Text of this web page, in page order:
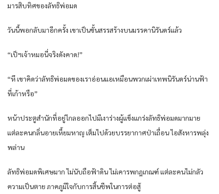
มาร​สิบ​ทิศ​ของ​ลัทธิ​พ่อ​มด​
วันนี้​พอ​กลับมา​อีกครั้ง​ เขา​เป็น​ขั้น​สรร​สร้าง​บน​มรรคา​นิรันดร์​แล้ว​
“เป็ฯ​เจ้าหมอ​นี่​จริง​ดัง​คาด​!”
“หึ​ เขา​คิด​ว่า​ลัทธิ​พ่อ​มด​ของ​เรา​อ่อนแอ​เหมือน​พวก​เผ่า​เทพ​นิรันดร์​น่านฟ้า​
ที่​เก้า​หรือ​”
หน้า​ประตู​สำนัก​ที่อยู่​ไกล​ออก​ไป​มีเงาร่าง​ผู้​แข็งแกร่ง​ลัทธิ​พ่อ​มด​มากมาย​
แต่ละคน​กลิ่นอาย​เหี้ยมหาญ​ เต็มไปด้วย​บรรยากาศ​ป่าเถื่อน​ ไอ​สังหาร​พลุ่ง
พล่าน​
ลัทธิ​พ่อ​มด​พิเศษ​มาก​ ไม่นับถือ​ฟ้าดิน​ ไม่เคารพ​กฎเกณฑ์​ แต่ละคน​ไม่กลัว​
ความ​เป็น​ตาย​ ภาคภูมิใจ​กับ​การ​สิ้นชีพ​ใน​การต่อสู้​